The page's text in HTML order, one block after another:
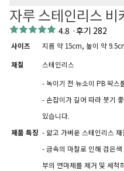
자루 스테인리스
4.8 ·후기 282
사이즈
지름 약 15cm, 높이 약
재질
스테인리스
제품 특징
- 녹이기 전 뉴소이 PB 왁스
- 손잡이가 길어 따라 붓기
있습니다.
- 얇고 가벼운 스테인리스
- 금속의 마찰로 인해 검은
부의 연마제를 제거 및 세척